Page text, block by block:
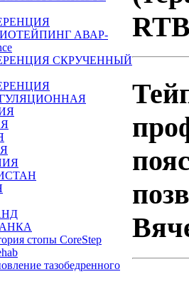
АВАР-
СКРУЧЕННЫЙ
стопы CoreStep
тазобедренного